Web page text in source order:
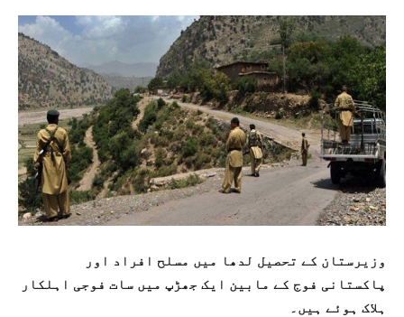
وزیرستان کے تحصیل لدھا میں مسلح افراد اور
پاکستانی فوج کے مابین ایک جھڑپ میں سات فوجی اہلکار
ہلاک ہوئے ہیں۔